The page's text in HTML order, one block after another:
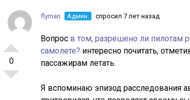
0
flyman Админ. спросил 7 лет назад
Вопрос в том, разрешено ли пилотам
самолете? интересно почитать,
пассажирам летать.
Я вспоминаю эпизод расследования